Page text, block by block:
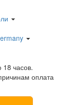
18 часов.
оплата